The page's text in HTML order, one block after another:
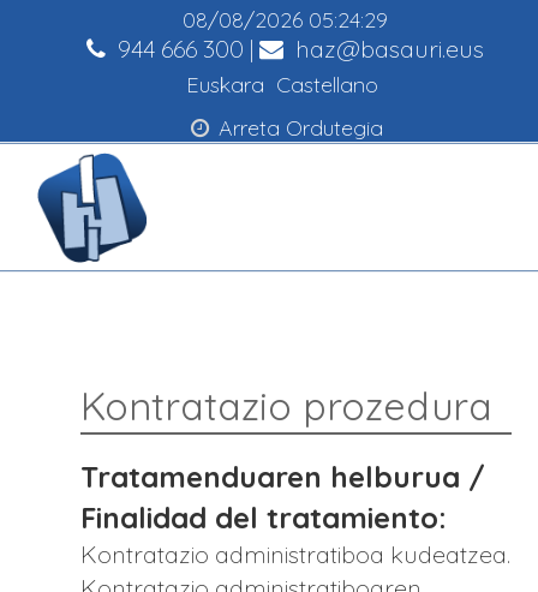
08/08/2026 05:24:29
944 666 300 | haz@basauri.eus
Euskara Castellano
Arreta Ordutegia
Kontratazio prozedura
Tratamenduaren helburua /
Finalidad del tratamiento:
Kontratazio administratiboa kudeatzea.